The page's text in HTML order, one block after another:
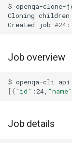
$ openqa-clone-
Cloning children
Created
job
Job overview
$ openqa-cli api
[{"id" :24, "name"
Job details